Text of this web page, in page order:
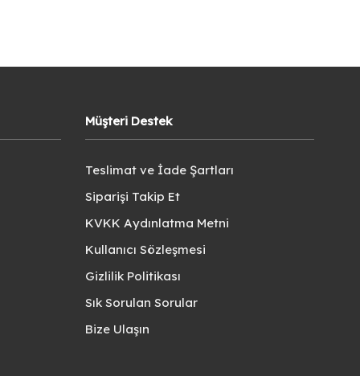
Müşteri Destek
Teslimat ve İade Şartları
Siparişi Takip Et
KVKK Aydınlatma Metni
Kullanıcı Sözleşmesi
Gizlilik Politikası
Sık Sorulan Sorular
Bize Ulaşın